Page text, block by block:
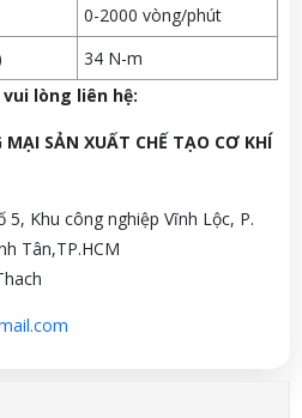
0-2000 vòng/phút
34 N-m
lòng liên hệ:
SẢN XUẤT CHẾ TẠO CƠ KHÍ
Khu công nghiệp Vĩnh Lộc, P.
Tân,TP.HCM